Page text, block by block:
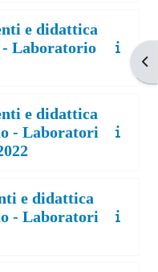
e didattica
- Laboratorio
e didattica
- Laboratori
e didattica
- Laboratori